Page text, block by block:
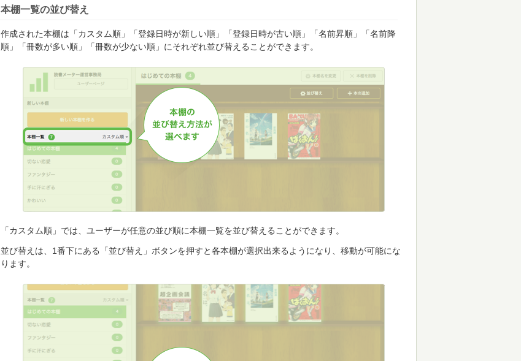
本棚一覧の並び替え
作成された本棚は「カスタム順」「登録日時が新しい順」「登録日時が古い順」「名前昇順」「名前降
順」「冊数が多い順」「冊数が少ない順」にそれぞれ並び替えることができます。
「カスタム順」では、ユーザーが任意の並び順に本棚一覧を並び替えることができます。
並び替えは、1番下にある「並び替え」ボタンを押すと各本棚が選択出来るようになり、移動が可能にな
ります。